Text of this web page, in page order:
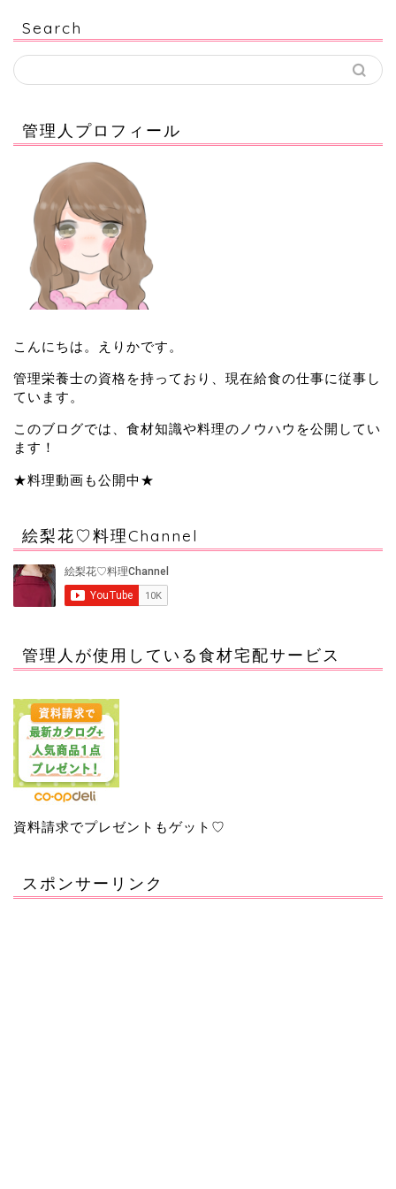
Search
管理人プロフィール
こんにちは。えりかです。
管理栄養士の資格を持っており、現在給食の仕事に従事し
ています。
このブログでは、食材知識や料理のノウハウを公開してい
ます！
★料理動画も公開中★
絵梨花♡料理Channel
管理人が使用している食材宅配サービス
資料請求でプレゼントもゲット♡
スポンサーリンク